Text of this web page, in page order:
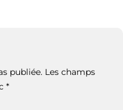
publiée. Les champs
*